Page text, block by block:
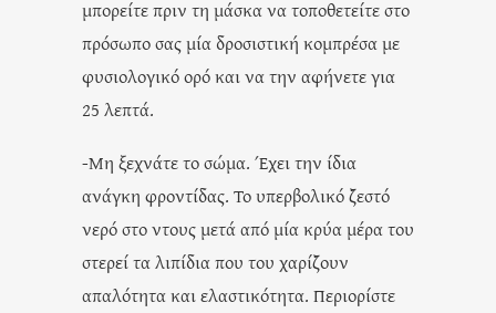
μπορείτε πριν τη μάσκα να τοποθετείτε στο
πρόσωπο σας μία δροσιστική κομπρέσα με
φυσιολογικό ορό και να την αφήνετε για
25 λεπτά.
-Μη ξεχνάτε το σώμα. Έχει την ίδια
ανάγκη φροντίδας. Το υπερβολικό ζεστό
νερό στο ντους μετά από μία κρύα μέρα του
στερεί τα λιπίδια που του χαρίζουν
απαλότητα και ελαστικότητα. Περιορίστε